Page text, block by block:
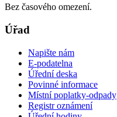
Bez časového omezení.
Úřad
Napište nám
E-podatelna
Úřední deska
Povinné informace
Místní poplatky-odpady
Registr oznámení